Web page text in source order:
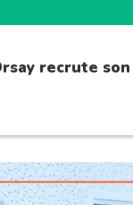
recrute